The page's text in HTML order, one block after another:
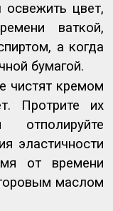
цвет,
ваткой,
а когда
бумагой.
чистят кремом
Протрите их
эластичности
от времени
маслом